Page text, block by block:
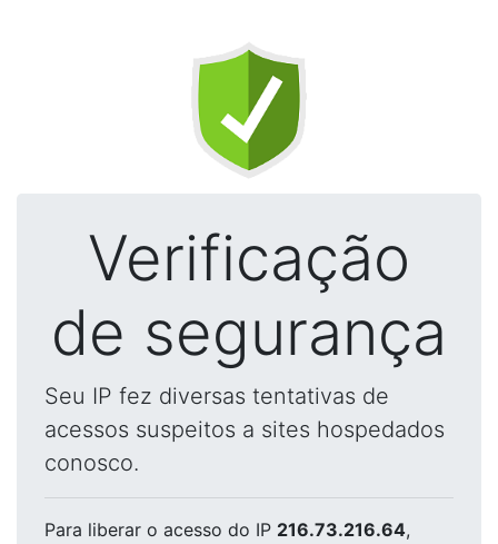
Verificação
de segurança
Seu IP fez diversas tentativas de
acessos suspeitos a sites hospedados
conosco.
Para liberar o acesso do IP 216.73.216.64,